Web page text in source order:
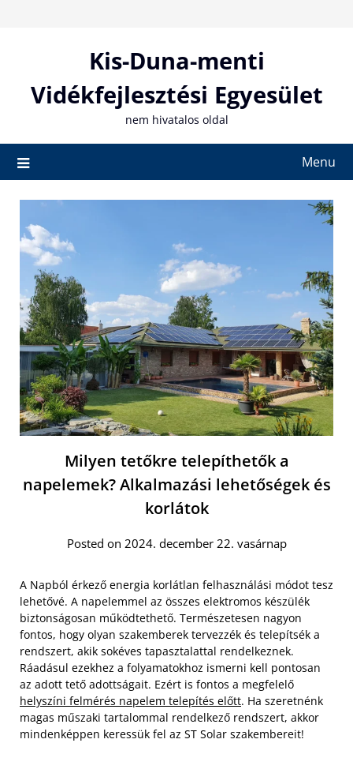
Kis-Duna-menti
Vidékfejlesztési Egyesület
nem hivatalos oldal
Menu
Milyen tetőkre telepíthetők a
napelemek? Alkalmazási lehetőségek és
korlátok
Posted on 2024. december 22. vasárnap
A Napból érkező energia korlátlan felhasználási módot tesz
lehetővé. A napelemmel az összes elektromos készülék
biztonságosan működtethető. Természetesen nagyon
fontos, hogy olyan szakemberek tervezzék és telepítsék a
rendszert, akik sokéves tapasztalattal rendelkeznek.
Ráadásul ezekhez a folyamatokhoz ismerni kell pontosan
az adott tető adottságait. Ezért is fontos a megfelelő
helyszíni felmérés napelem telepítés előtt. Ha szeretnénk
magas műszaki tartalommal rendelkező rendszert, akkor
mindenképpen keressük fel az ST Solar szakembereit!